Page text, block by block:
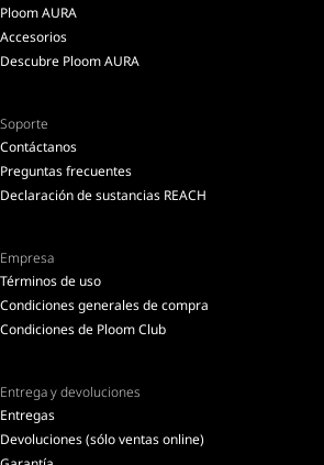
Ploom AURA
Accesorios
Descubre Ploom AURA
Soporte
Contáctanos
Preguntas frecuentes
Declaración de sustancias REACH
Empresa
Términos de uso
Condiciones generales de compra
Condiciones de Ploom Club
Entrega y devoluciones
Entregas
Devoluciones (sólo ventas online)